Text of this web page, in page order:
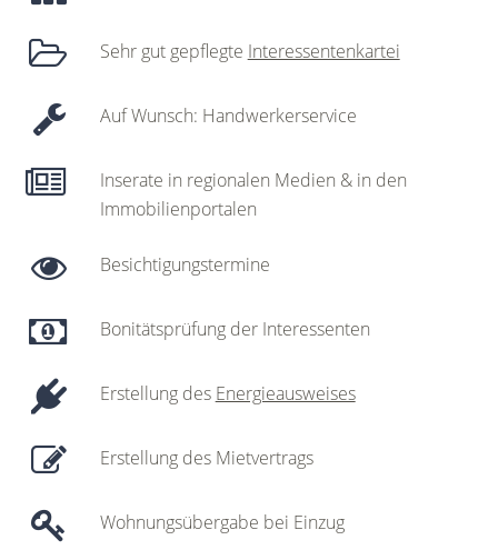
Sehr gut gepflegte Interessentenkartei
Auf Wunsch: Handwerkerservice
Inserate in regionalen Medien & in den
Immobilienportalen
Besichtigungstermine
Bonitätsprüfung der Interessenten
Erstellung des Energieausweises
Erstellung des Mietvertrags
Wohnungsübergabe bei Einzug